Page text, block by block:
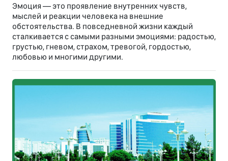
Эмоция — это проявление внутренних чувств,
мыслей и реакции человека на внешние
обстоятельства. В повседневной жизни каждый
сталкивается с самыми разными эмоциями: радостью,
грустью, гневом, страхом, тревогой, гордостью,
любовью и многими другими.